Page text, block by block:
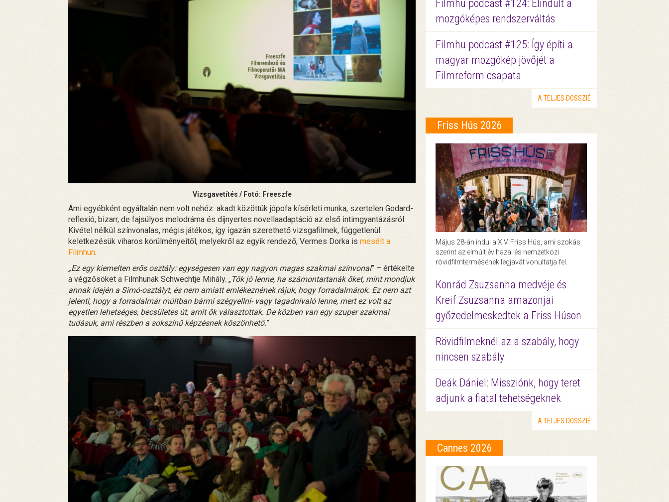
Vizsgavetítés / Fotó: Freeszfe
Ami egyébként egyáltalán nem volt nehéz: akadt közöttük jópofa kísérleti munka, szertelen Godard-
reflexió, bizarr, de fajsúlyos melodráma és díjnyertes novellaadaptáció az első intimgyantázásról.
Kivétel nélkül színvonalas, mégis játékos, így igazán szerethető vizsgafilmek, függetlenül
keletkezésük viharos körülményeitől, melyekről az egyik rendező, Vermes Dorka is mesélt a
Filmhun.
„Ez egy kiemelten erős osztály: egységesen van egy nagyon magas szakmai színvonal” – értékelte
a végzősöket a Filmhunak Schwechtje Mihály. „Tök jó lenne, ha számontartanák őket, mint mondjuk
annak idején a Simó-osztályt, és nem amiatt emlékeznének rájuk, hogy forradalmárok. Ez nem azt
jelenti, hogy a forradalmár múltban bármi szégyellni- vagy tagadnivaló lenne, mert ez volt az
egyetlen lehetséges, becsületes út, amit ők választottak. De közben van egy szuper szakmai
tudásuk, ami részben a sokszínű képzésnek köszönhető.”
Filmhu podcast #124: Elindult a
mozgóképes rendszerváltás
Filmhu podcast #125: Így építi a
magyar mozgókép jövőjét a
Filmreform csapata
A TELJES DOSSZIÉ
Friss Hús 2026
Május 28-án indul a XIV. Friss Hús, ami szokás
szerint az elmúlt év hazai és nemzetközi
rövidfilmtermésének legjavát vonultatja fel.
Konrád Zsuzsanna medvéje és
Kreif Zsuzsanna amazonjai
győzedelmeskedtek a Friss Húson
Rövidfilmeknél az a szabály, hogy
nincsen szabály
Deák Dániel: Missziónk, hogy teret
adjunk a fiatal tehetségeknek
A TELJES DOSSZIÉ
Cannes 2026